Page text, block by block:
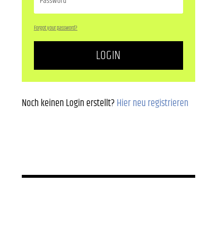
Forgot your password?
LOGIN
Noch keinen Login erstellt?Hier neu registrieren